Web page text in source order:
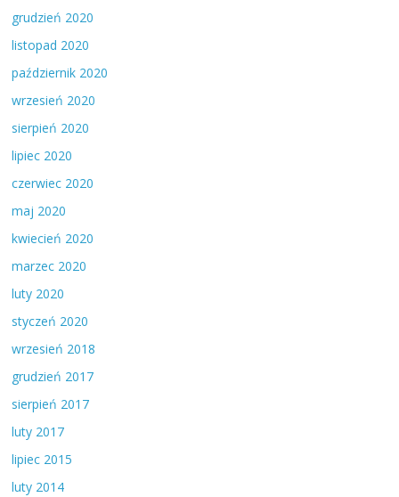
grudzień 2020
listopad 2020
październik 2020
wrzesień 2020
sierpień 2020
lipiec 2020
czerwiec 2020
maj 2020
kwiecień 2020
marzec 2020
luty 2020
styczeń 2020
wrzesień 2018
grudzień 2017
sierpień 2017
luty 2017
lipiec 2015
luty 2014